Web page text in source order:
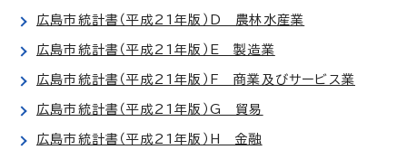
広島市統計書（平成21年版）D 農林水産業
広島市統計書（平成21年版）E 製造業
広島市統計書（平成21年版）F 商業及びサービス業
広島市統計書（平成21年版）G 貿易
広島市統計書（平成21年版）H 金融